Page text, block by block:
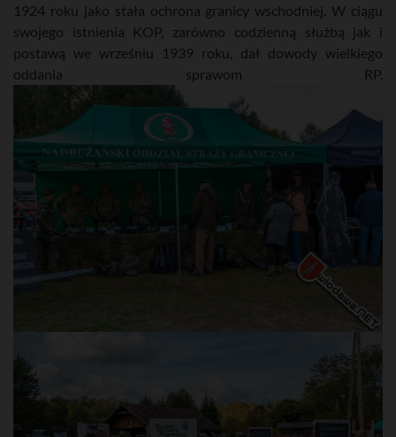
1924 roku jako stała ochrona granicy wschodniej. W ciągu
swojego istnienia KOP, zarówno codzienną służbą jak i
postawą we wrześniu 1939 roku, dał dowody wielkiego
oddania sprawom RP.